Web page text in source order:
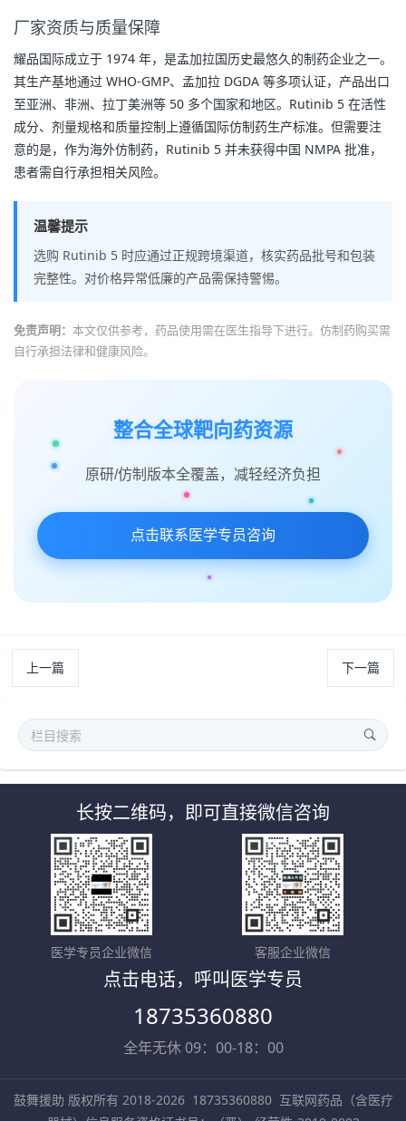
厂家资质与质量保障
耀品国际成立于 1974 年，是孟加拉国历史最悠久的制药企业之一。
其生产基地通过 WHO-GMP、孟加拉 DGDA 等多项认证，产品出口
至亚洲、非洲、拉丁美洲等 50 多个国家和地区。Rutinib 5 在活性
成分、剂量规格和质量控制上遵循国际仿制药生产标准。但需要注
意的是，作为海外仿制药，Rutinib 5 并未获得中国 NMPA 批准，
患者需自行承担相关风险。
温馨提示
选购 Rutinib 5 时应通过正规跨境渠道，核实药品批号和包装
完整性。对价格异常低廉的产品需保持警惕。
免责声明： 本文仅供参考，药品使用需在医生指导下进行。仿制药购买需
自行承担法律和健康风险。
整合全球靶向药资源
原研/仿制版本全覆盖，减轻经济负担
点击联系医学专员咨询
上一篇 下一篇
长按二维码，即可直接微信咨询
医学专员企业微信 客服企业微信
点击电话，呼叫医学专员
18735360880
全年无休 09：00-18：00
鼓舞援助 版权所有 2018-2026 18735360880 互联网药品（含医疗